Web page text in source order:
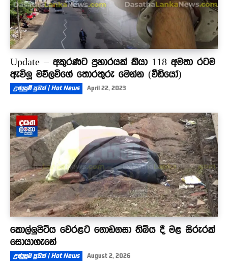
Update – අකුරණට ප්‍රහාරයක් කියා 118 අමතා රටම
ඇවිලූ මව්ලවිගේ තොරතුරු මෙන්න (වීඩියෝ)
උණුසුම් පුවත් | Hot News April 22, 2023
කොල්ලුපිටිය වෙරළට ගොඩගසා තිබිය දී මළ සිරුරක්
සොයාගැනේ
උණුසුම් පුවත් | Hot News August 2, 2026